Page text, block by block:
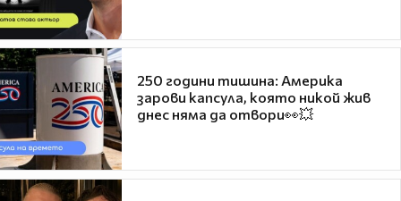
250 години тишина: Америка
зарови капсула, която никой жив
днес няма да отвори👀💥